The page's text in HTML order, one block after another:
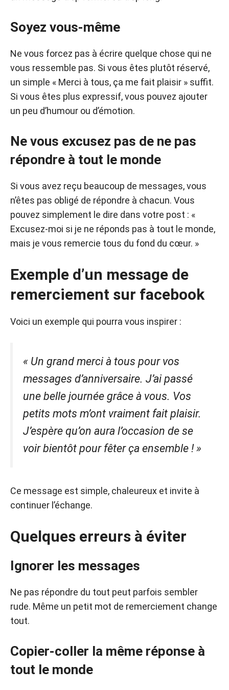
Soyez vous-même
Ne vous forcez pas à écrire quelque chose qui ne
vous ressemble pas. Si vous êtes plutôt réservé,
un simple « Merci à tous, ça me fait plaisir » suffit.
Si vous êtes plus expressif, vous pouvez ajouter
un peu d’humour ou d’émotion.
Ne vous excusez pas de ne pas
répondre à tout le monde
Si vous avez reçu beaucoup de messages, vous
n’êtes pas obligé de répondre à chacun. Vous
pouvez simplement le dire dans votre post : «
Excusez-moi si je ne réponds pas à tout le monde,
mais je vous remercie tous du fond du cœur. »
Exemple d’un message de
remerciement sur facebook
Voici un exemple qui pourra vous inspirer :
« Un grand merci à tous pour vos
messages d’anniversaire. J’ai passé
une belle journée grâce à vous. Vos
petits mots m’ont vraiment fait plaisir.
J’espère qu’on aura l’occasion de se
voir bientôt pour fêter ça ensemble ! »
Ce message est simple, chaleureux et invite à
continuer l’échange.
Quelques erreurs à éviter
Ignorer les messages
Ne pas répondre du tout peut parfois sembler
rude. Même un petit mot de remerciement change
tout.
Copier-coller la même réponse à
tout le monde